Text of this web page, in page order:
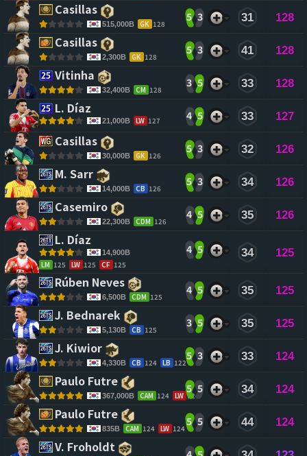
Casillas
515,000B GK 128
5 3 31 128
Casillas
2,300B GK 128
5 3 41 128
Vitinha
32,400B CM 128
3 5 33 128
L. Díaz
21,000B LW 127 4 5 33 127
Casillas
30,000B GK 126
5 3 32 126
M. Sarr
14,000B CB 126
5 3 34 126
Casemiro
22,300B CDM 126
4 5 35 126
L. Díaz
14,900B
LM 125 LW 125 CF 125
4 5 34 125
Rúben Neves
6,500B CDM 125
4 5 35 125
J. Bednarek
5,130B CB 125
3 5 35 125
J. Kiwior
4,330B CB 124 LB 122
5 3 33 124
Paulo Futre
367,000B CAM 124 LW 124
5 5 34 124
Paulo Futre
835B CAM 124 LW 124
5 5 44 124
V. Froholdt